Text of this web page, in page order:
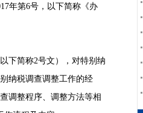
年第6号，以下简称《办
下简称2号文），对特别纳
纳税调查调整工作的经
调整程序、调整方法等相